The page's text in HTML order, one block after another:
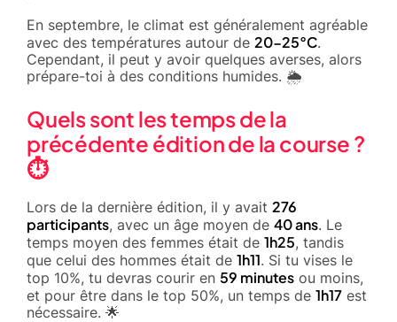
En septembre, le climat est généralement agréable
avec des températures autour de 20-25°C.
Cependant, il peut y avoir quelques averses, alors
prépare-toi à des conditions humides. 🌦️
Quels sont les temps de la
précédente édition de la course ?
⏱️
Lors de la dernière édition, il y avait 276
participants, avec un âge moyen de 40 ans. Le
temps moyen des femmes était de 1h25, tandis
que celui des hommes était de 1h11. Si tu vises le
top 10%, tu devras courir en 59 minutes ou moins,
et pour être dans le top 50%, un temps de 1h17 est
nécessaire. 🌟